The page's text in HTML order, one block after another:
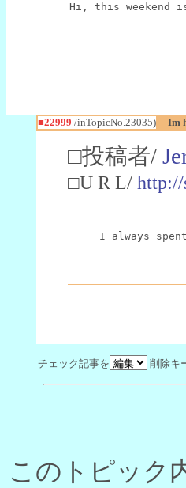
Hi, this weekend
■22999 /inTopicNo.23035) Im
□投稿者/
□U R L/ http://
I always
チェック記事を 削除キ
このトピック